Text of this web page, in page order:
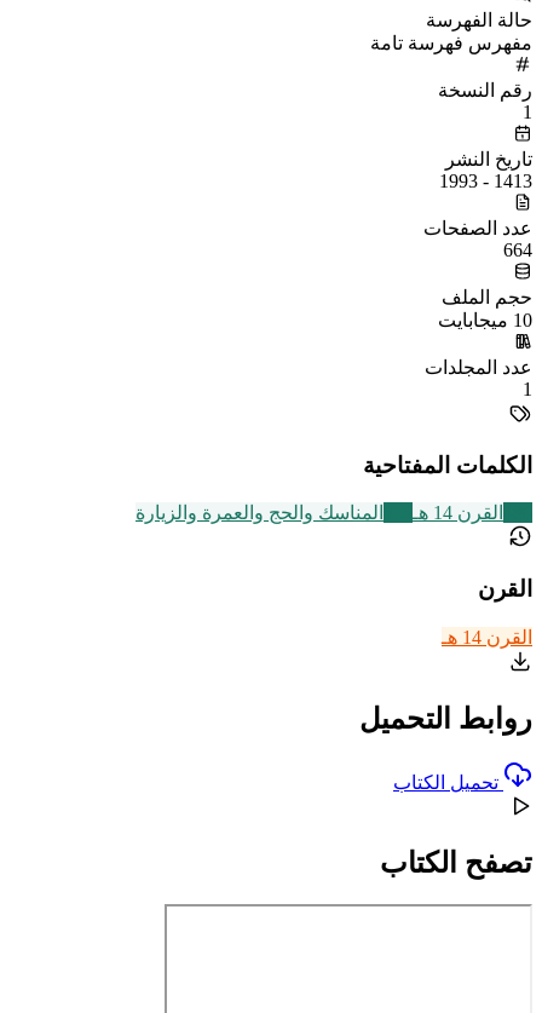
حالة الفهرسة
مفهرس فهرسة تامة
رقم النسخة
1
تاريخ النشر
1413 - 1993
عدد الصفحات
664
حجم الملف
10 ميجابايت
عدد المجلدات
1
الكلمات المفتاحية
القرن 14 هـ المناسك والحج والعمرة والزيارة
القرن
القرن 14 هـ
روابط التحميل
تحميل الكتاب
تصفح الكتاب